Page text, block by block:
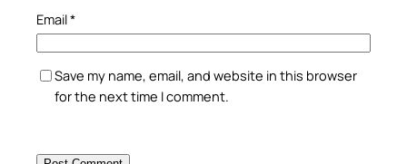
Email*
Save my name, email, and website in this browser
for the next time I comment.